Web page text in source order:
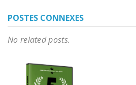
POSTES CONNEXES
No related posts.